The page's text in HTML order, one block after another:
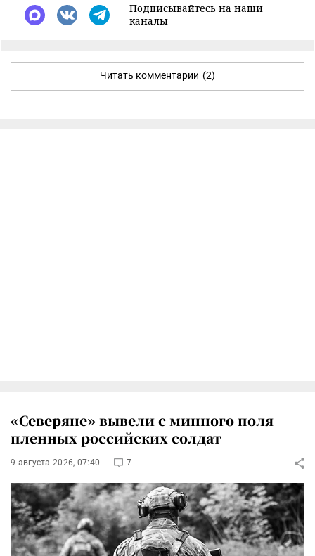
Подписывайтесь на наши
каналы
Читать комментарии (2)
«Северяне» вывели с минного поля
пленных российских солдат
9 августа 2026, 07:40 7